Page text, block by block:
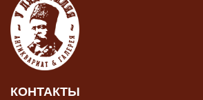
КОНТАКТЫ